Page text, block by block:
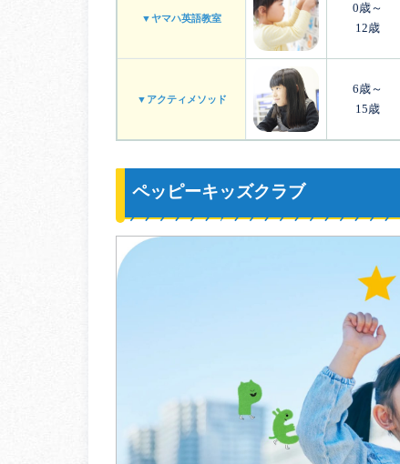
▼ヤマハ英語教室
0歳～
12歳
▼アクティメソッド
6歳～
15歳
ペッピーキッズクラブ